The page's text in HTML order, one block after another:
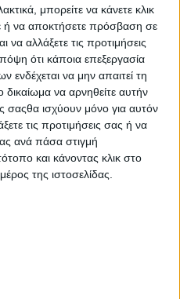
μπορείτε να κάνετε κλικ
ή να αποκτήσετε πρόσβαση σε
να αλλάξετε τις προτιμήσεις
ότι κάποια επεξεργασία
να μην απαιτεί τη
να αρνηθείτε αυτήν
σαςθα ισχύουν μόνο για αυτόν
τις προτιμήσεις σας ή να
ανά πάσα στιγμή
και κάνοντας κλικ στο
της ιστοσελίδας.
η έκθεση του ΙΝΕ/
εδρών για την κυβέρνηση;
την κυβέρνηση